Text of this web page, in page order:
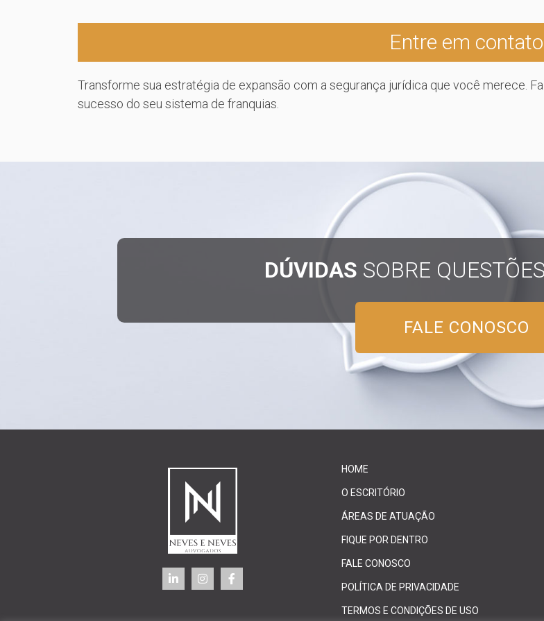
Entre em contato
Transforme sua estratégia de expansão com a segurança jurídica que você merece.
sucesso do seu sistema de franquias.
DÚVIDAS SOBRE
FALE CONOSCO
HOME
O ESCRITÓRIO
ÁREAS DE ATUAÇÃO
FIQUE POR DENTRO
FALE CONOSCO
POLÍTICA DE PRIVACIDADE
TERMOS E CONDIÇÕES DE USO